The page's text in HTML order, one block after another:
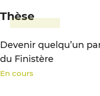
Thèse
Devenir quelqu’un
du Finistère
En cours